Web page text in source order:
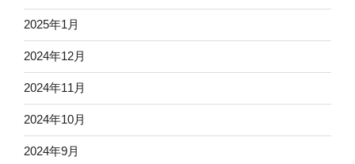
2025年1月
2024年12月
2024年11月
2024年10月
2024年9月